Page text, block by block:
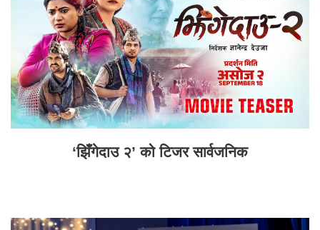
‘झिँगेदाउ २’ को टिजर सार्वजनिक